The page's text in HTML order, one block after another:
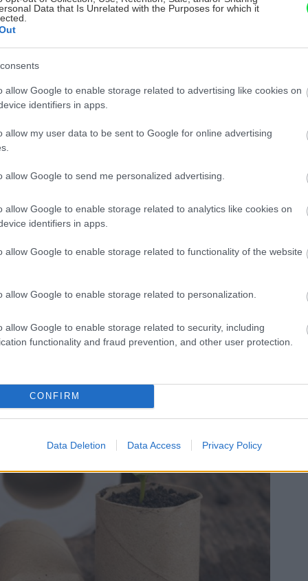
Data that Is Unrelated with the Purposes for which it
allow Google to enable storage related to advertising like cookies on
identifiers in apps.
allow my user data to be sent to Google for online advertising
allow Google to send me personalized advertising.
allow Google to enable storage related to analytics like cookies on
identifiers in apps.
allow Google to enable storage related to functionality of the website
allow Google to enable storage related to personalization.
allow Google to enable storage related to security, including
functionality and fraud prevention, and other user protection.
CONFIRM
Data Deletion Data Access Privacy Policy
alebo kartóny od vajec.
a naplňte zeminou. Zasejte semená
Keď sú sadenice pripravené na
priamo do záhrady aj s ich papierovými
tohto ekologického kvetináča
vlhkosť z rastliny.
musí mať každý kutil!
pro kutily. Praktické projekty, ktoré zvládnete
Kúpiť predplatné